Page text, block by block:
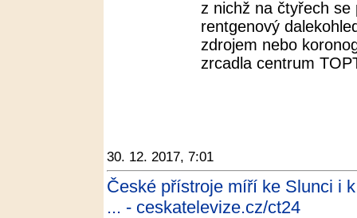
z nichž na čtyřech
rentgenový
zdrojem nebo
zrcadla centrum
30. 12. 2017, 7:01
České přístroje míří ke Slunci i
... - ceskatelevize.cz/ct24